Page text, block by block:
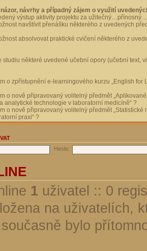
návrhy a případný zájem o využití
výstup aktivity projektu za
navštívit přenášku některého z uvedených
absolvovat praktické cvičení některého z
studiu některé uvedené učební opory (učební text,
o zpřístupnění e-learningového kurzu „English for
o nově připravovaný volitelný předmět „Aplikované
analytické technologie v laboratorní medicíně“ ?
o nově připravovaný volitelný předmět „Statistické
praxi“ ?
Heslo:
1 uživatel :: 0
na uživatelích,
bylo